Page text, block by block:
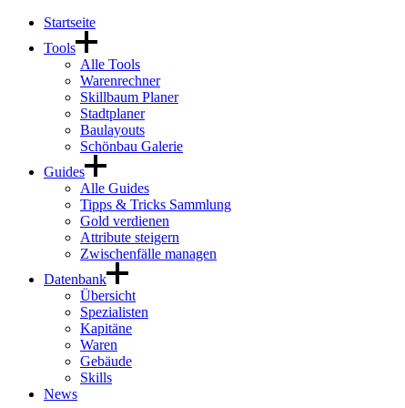
Startseite
Tools
Alle Tools
Warenrechner
Skillbaum Planer
Stadtplaner
Baulayouts
Schönbau Galerie
Guides
Alle Guides
Tipps & Tricks Sammlung
Gold verdienen
Attribute steigern
Zwischenfälle managen
Datenbank
Übersicht
Spezialisten
Kapitäne
Waren
Gebäude
Skills
News